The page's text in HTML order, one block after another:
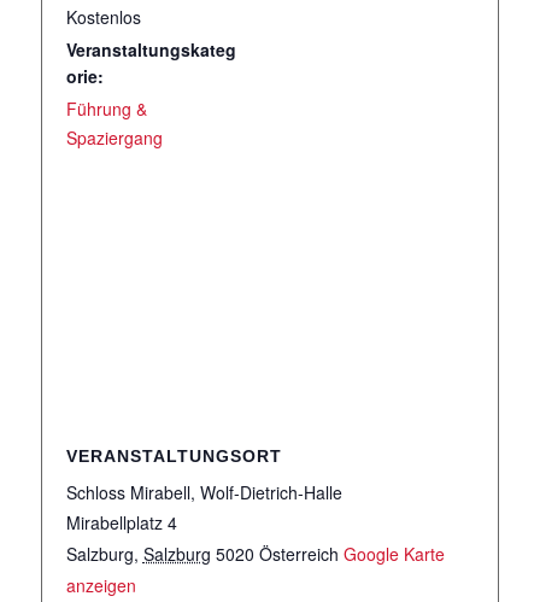
Kostenlos
Veranstaltungskateg
orie:
Führung &
Spaziergang
VERANSTALTUNGSORT
Schloss Mirabell, Wolf-Dietrich-Halle
Mirabellplatz 4
Salzburg, Salzburg 5020 Österreich Google Karte
anzeigen